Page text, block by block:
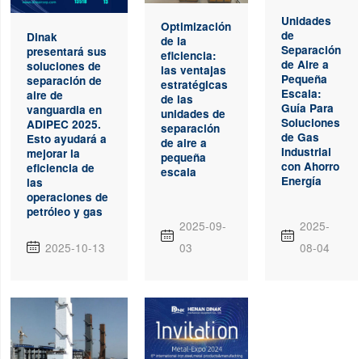
Dinak
presentará sus
soluciones de
separación de
aire de
vanguardia en
ADIPEC 2025.
Esto ayudará a
mejorar la
eficiencia de
las
operaciones de
petróleo y gas
 2025-10-13
Optimización
de la
eficiencia:
las ventajas
estratégicas
de las
unidades de
separación
de aire a
pequeña
escala

2025-09-
03
Unidades
de
Separación
de Aire a
Pequeña
Escala:
Guía Para
Soluciones
de Gas
Industrial
con Ahorro
Energía

2025-
08-04